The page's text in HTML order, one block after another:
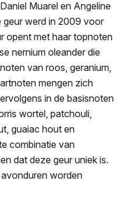
Muarel en Angeline
geur werd in 2009 voor
opent met haar topnoten
nernium oleander die
van roos, geranium,
mengen zich
in de basisnoten
wortel, patchouli,
guaiac hout en
combinatie van
dat deze geur uniek is.
worden